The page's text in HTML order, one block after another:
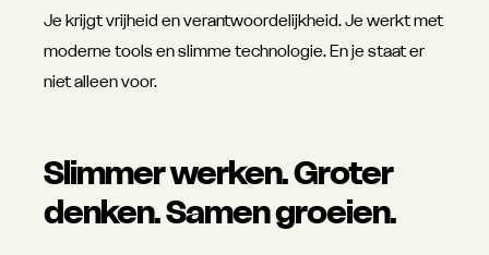
Je krijgt vrijheid en verantwoordelijkheid. Je werkt met
moderne tools en slimme technologie. En je staat er
niet alleen voor.
Slimmer werken. Groter
denken. Samen groeien.